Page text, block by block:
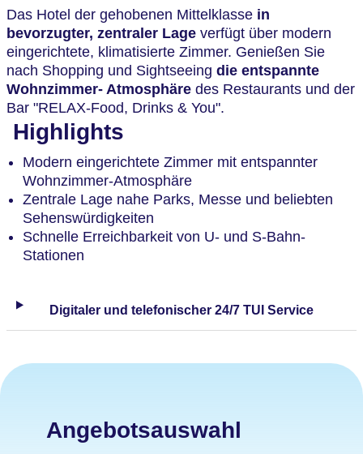
Das Hotel der gehobenen Mittelklasse in
bevorzugter, zentraler Lage verfügt über modern
eingerichtete, klimatisierte Zimmer. Genießen Sie
nach Shopping und Sightseeing die entspannte
Wohnzimmer- Atmosphäre des Restaurants und der
Bar "RELAX-Food, Drinks & You".
Highlights
Modern eingerichtete Zimmer mit entspannter
Wohnzimmer-Atmosphäre
Zentrale Lage nahe Parks, Messe und beliebten
Sehenswürdigkeiten
Schnelle Erreichbarkeit von U- und S-Bahn-
Stationen
Digitaler und telefonischer 24/7 TUI Service
Angebotsauswahl